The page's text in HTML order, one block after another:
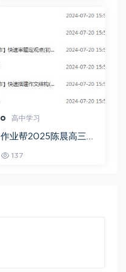
高中学习
作业帮2025陈晨高三语
班
137